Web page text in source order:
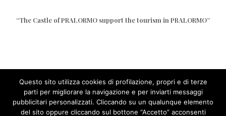
“The Castle of PRALORMO support the tourism in PRALORMO”
Questo sito utilizza cookies di profilazione, propri e di terze
parti per migliorare la navigazione e per inviarti messaggi
pubblicitari personalizzati. Cliccando su un qualunque elemento
del sito oppure cliccando sul bottone “Accetto” acconsenti